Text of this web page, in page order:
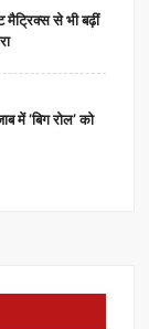
मैट्रिक्स से भी बढ़ीं
में ‘बिग रोल’ को